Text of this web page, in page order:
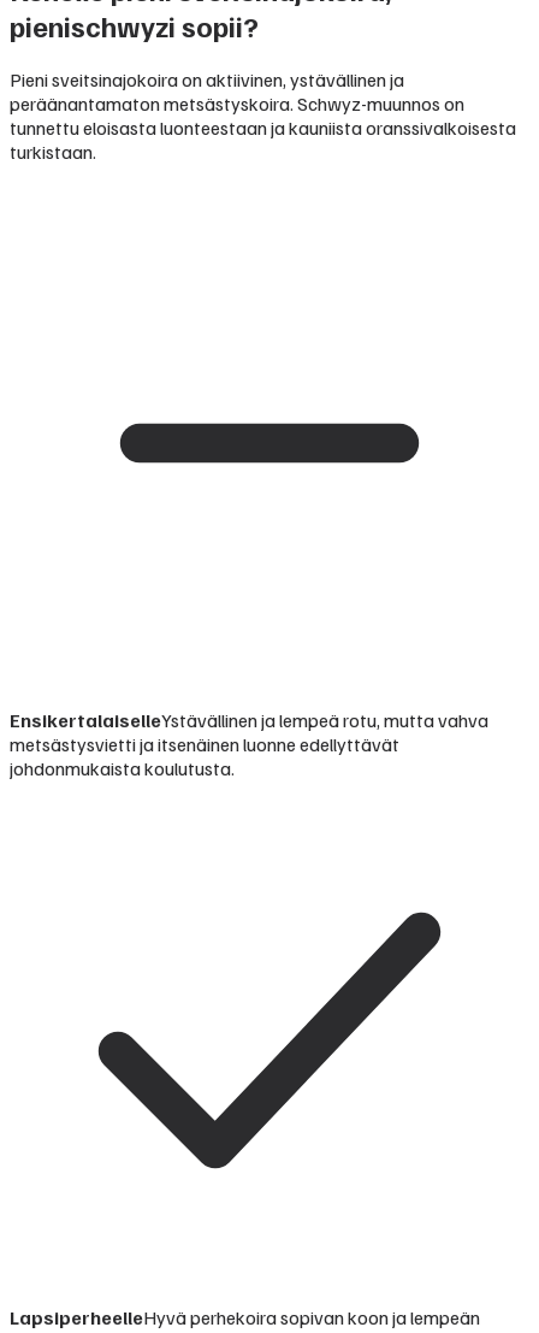
pienischwyzi sopii?
Pieni sveitsinajokoira on aktiivinen, ystävällinen ja
peräänantamaton metsästyskoira. Schwyz-muunnos on
tunnettu eloisasta luonteestaan ja kauniista oranssivalkoisesta
turkistaan.
EnsikertalaiselleYstävällinen ja lempeä rotu, mutta vahva
metsästysvietti ja itsenäinen luonne edellyttävät
johdonmukaista koulutusta.
LapsiperheelleHyvä perhekoira sopivan koon ja lempeän